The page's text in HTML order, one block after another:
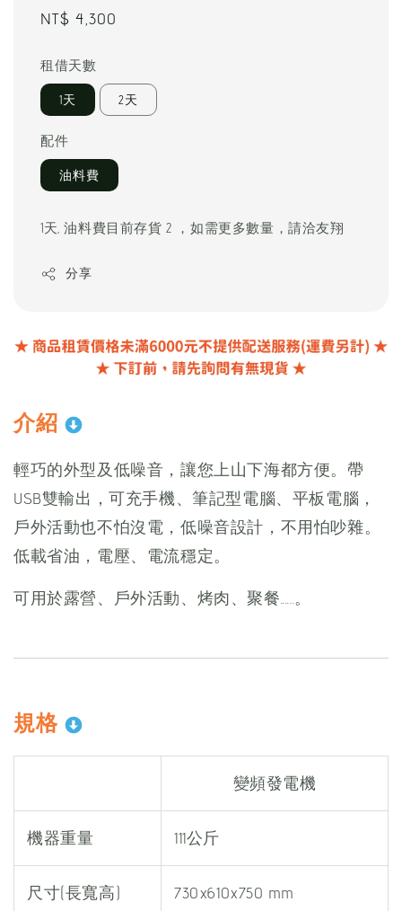
Regular
NT$ 4,300
租借天數
1天 2天
配件
油料費
1天, 油料費目前存貨 2 ，如需更多數量，請洽友翔
分享
介紹
輕巧的外型及低噪音，讓您上山下海都方便。帶
USB雙輸出，可充手機、筆記型電腦、平板電腦，
戶外活動也不怕沒電，低噪音設計，不用怕吵雜。
低載省油，電壓、電流穩定。
可用於露營、戶外活動、烤肉、聚餐......。
規格
變頻發電機
機器重量 111公斤
尺寸(長寬高) 730x610x750 mm